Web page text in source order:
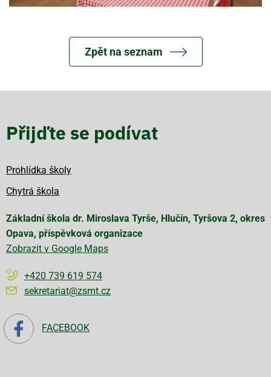
Zpět na seznam
Přijďte se podívat
Prohlídka školy
Chytrá škola
Základní škola dr. Miroslava Tyrše, Hlučín, Tyršova 2, okres
Opava, příspěvková organizace
Zobrazit v Google Maps
+420 739 619 574
sekretariat@zsmt.cz
FACEBOOK